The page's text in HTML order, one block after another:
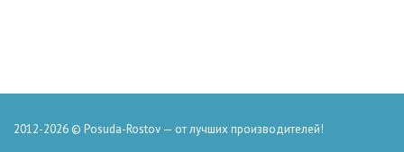
2012-2026 © Posuda-Rostov — от лучших производителей!